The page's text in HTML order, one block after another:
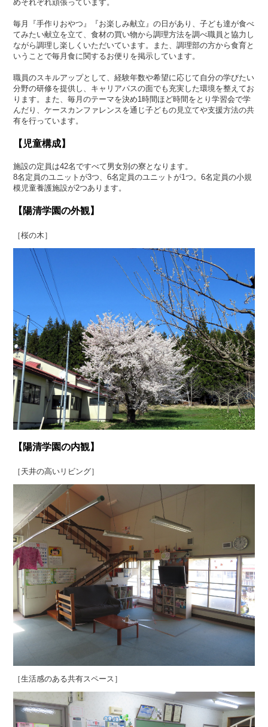
めそれぞれ頑張っています。
毎月『手作りおやつ』『お楽しみ献立』の日があり、子ども達が食べ
てみたい献立を立て、食材の買い物から調理方法を調べ職員と協力し
ながら調理し楽しくいただいています。また、調理部の方から食育と
いうことで毎月食に関するお便りを掲示しています。
職員のスキルアップとして、経験年数や希望に応じて自分の学びたい
分野の研修を提供し、キャリアパスの面でも充実した環境を整えてお
ります。また、毎月のテーマを決め1時間ほど時間をとり学習会で学
んだり、ケースカンファレンスを通じ子どもの見立てや支援方法の共
有を行っています。
【児童構成】
施設の定員は42名ですべて男女別の寮となります。
8名定員のユニットが3つ、6名定員のユニットが1つ。6名定員の小規
模児童養護施設が2つあります。
【陽清学園の外観】
［桜の木］
【陽清学園の内観】
［天井の高いリビング］
［生活感のある共有スペース］